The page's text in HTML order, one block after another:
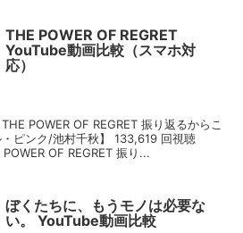
THE POWER OF REGRET
YouTube動画比較（スマホ対
応）
POWER OF REGRET 振り返るからこ
ピンク/池村千秋】 133,619 回視聴
OF REGRET 振り...
ぼくたちに、もうモノは必要な
い。 YouTube動画比較